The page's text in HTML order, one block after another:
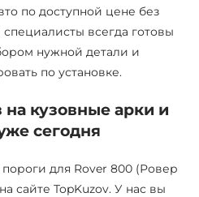
по доступной цене без
всегда готовы
нужной детали и
по установке.
кузовные арки и
сегодня
для Rover 800 (Ровер
сайте TopKuzov. У нас вы